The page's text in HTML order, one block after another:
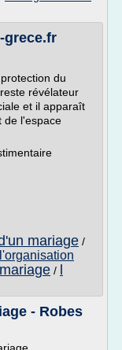
grece.fr
du
révélateur
et il apparaît
de l'espace
mariage /
/
- Robes